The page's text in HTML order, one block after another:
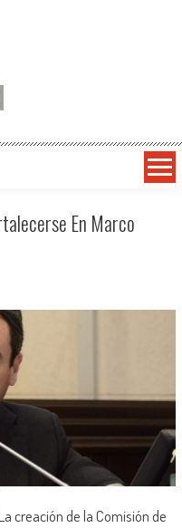
En Marco
creación de la Comisión de